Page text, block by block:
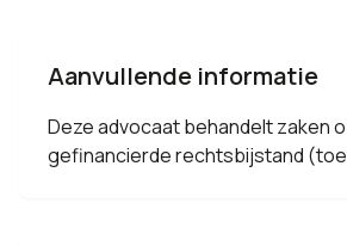
Aanvullende informatie
Deze advocaat behandelt zaken
gefinancierde rechtsbijstand